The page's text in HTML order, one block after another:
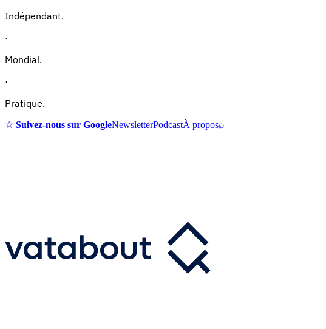
Indépendant.
·
Mondial.
·
Pratique.
☆ Suivez-nous sur GoogleNewsletterPodcastÀ propos⌕